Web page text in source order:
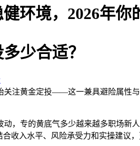
环境，2026年你
少合适？
关注黄金定投——这一兼具避险属性
动，专的黄底气多少越来越多职场
收入水平、风险承受力和实操建